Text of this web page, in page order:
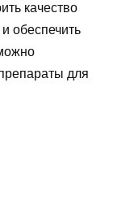
качество
обеспечить
для